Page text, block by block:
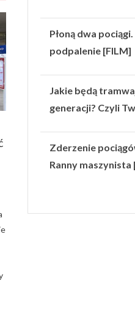
Płoną dwa
podpalenie [FILM]
Jakie będą
generacji? Czyli
Zderzenie
Ranny maszynista